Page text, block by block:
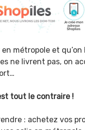
métropole et
ne livrent pas, on
tout le contraire !
: achetez vos